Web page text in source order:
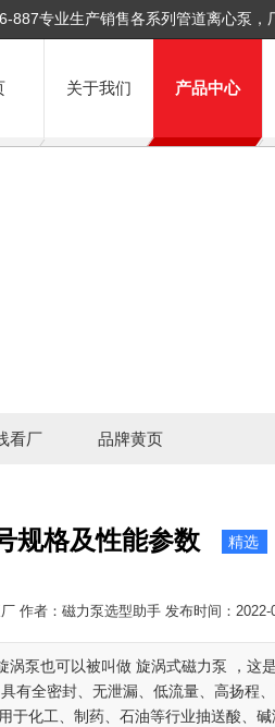
887专业生产销售各系列管道离心泵，
关于我们 产品中心
看厂 品牌黄页
规格及性能参数 精选
作者：磁力泵选型助手 发布时间：2022-
泵也可以被叫做 旋涡式磁力泵 ，这
有全密封、无泄漏、低流量、高扬程
于化工、制药、石油等行业抽送酸、